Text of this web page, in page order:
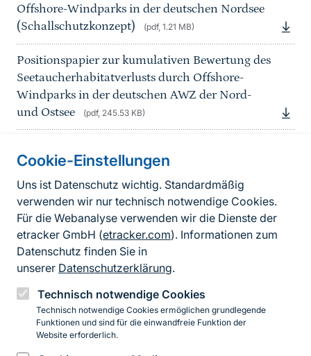
Cookie-Einstellungen
Uns ist Datenschutz wichtig. Standardmäßig
verwenden wir nur technisch notwendige Cookies.
Für die Webanalyse verwenden wir die Dienste der
etracker GmbH (etracker.com). Informationen zum
Datenschutz finden Sie in
unserer Datenschutzerklärung.
Technisch notwendige Cookies
Technisch notwendige Cookies ermöglichen grundlegende
Funktionen und sind für die einwandfreie Funktion der
Website erforderlich.
Offshore-Windparks in der deutschen Nordsee
(Schallschutzkonzept)
(pdf, 1.21 MB)
Positionspapier zur kumulativen Bewertung des
Seetaucherhabitatverlusts durch Offshore-
Windparks in der deutschen AWZ der Nord-
und Ostsee
(pdf, 245.53 KB)
Informationen zur Seite
FußzeileKontakt zum BfN
Kontaktformular
Erklärung zur Barrierefreiheit
Impressum
Datenschutz